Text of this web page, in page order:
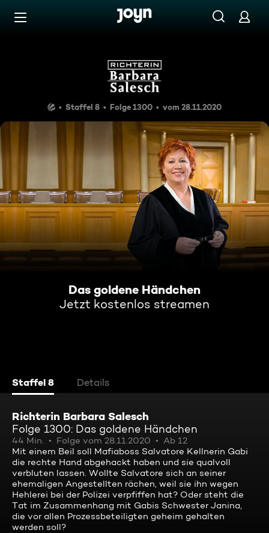
Zum Inhalt springen
Das goldene Händchen
Staffel 8 Folge 1300 vom 28.11.2020
Das goldene Händchen
Jetzt kostenlos streamen
Staffel 8 Details
Richterin Barbara Salesch
Folge 1300: Das goldene Händchen
44 Min. Folge vom 28.11.2020
Ab 12
Mit einem Beil soll Mafiaboss Salvatore Kellnerin Gabi
die rechte Hand abgehackt haben und sie qualvoll
verbluten lassen. Wollte Salvatore sich an seiner
ehemaligen Angestellten rächen, weil sie ihn wegen
Hehlerei bei der Polizei verpfiffen hat? Oder steht die
Tat im Zusammenhang mit Gabis Schwester Janina,
die vor allen Prozessbeteiligten geheim gehalten
werden soll?